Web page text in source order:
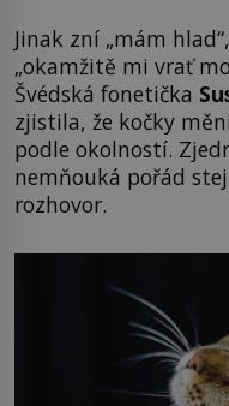
Jinak zní „mám
„okamžitě mi vrať
Švédská fonetička
zjistila, že kočky
podle okolností.
nemňouká pořád
rozhovor.